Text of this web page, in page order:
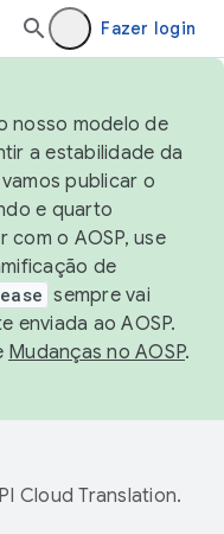
Fazer login
nosso modelo de
a estabilidade da
publicar o
e quarto
o AOSP, use
de
sempre vai
enviada ao AOSP.
Mudanças no AOSP.
Cloud Translation.